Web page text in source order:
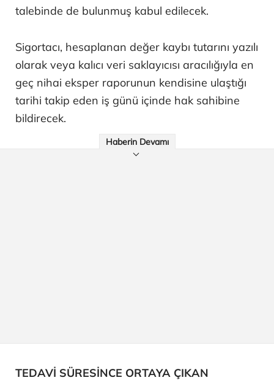
talebinde de bulunmuş kabul edilecek.
Sigortacı, hesaplanan değer kaybı tutarını yazılı
olarak veya kalıcı veri saklayıcısı aracılığıyla en
geç nihai eksper raporunun kendisine ulaştığı
tarihi takip eden iş günü içinde hak sahibine
bildirecek.
Haberin Devamı
TEDAVİ SÜRESİNCE ORTAYA ÇIKAN